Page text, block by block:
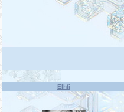
Elhfi